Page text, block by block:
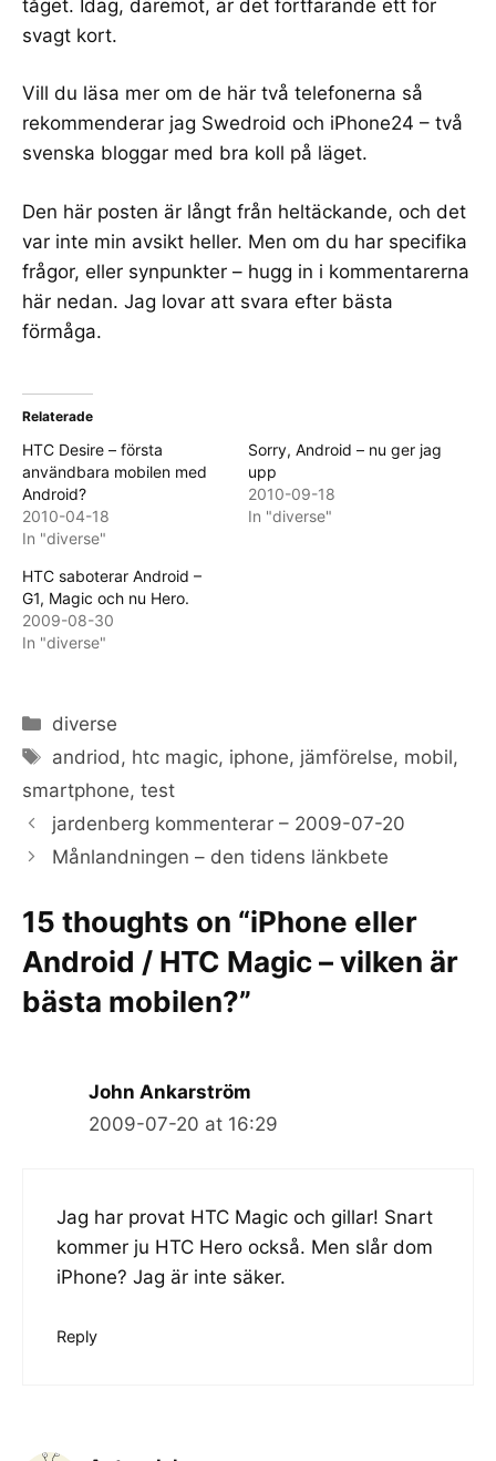
tåget. Idag, däremot, är det fortfarande ett för
svagt kort.
Vill du läsa mer om de här två telefonerna så
rekommenderar jag Swedroid och iPhone24 – två
svenska bloggar med bra koll på läget.
Den här posten är långt från heltäckande, och det
var inte min avsikt heller. Men om du har specifika
frågor, eller synpunkter – hugg in i kommentarerna
här nedan. Jag lovar att svara efter bästa
förmåga.
Relaterade
HTC Desire – första
användbara mobilen med
Android?
2010-04-18
In "diverse"
Sorry, Android – nu ger jag
upp
2010-09-18
In "diverse"
HTC saboterar Android –
G1, Magic och nu Hero.
2009-08-30
In "diverse"
Categories
diverse
Tags
andriod, htc magic, iphone, jämförelse, mobil,
smartphone, test
jardenberg kommenterar – 2009-07-20
Månlandningen – den tidens länkbete
15 thoughts on “iPhone eller
Android / HTC Magic – vilken är
bästa mobilen?”
John Ankarström
2009-07-20 at 16:29
Jag har provat HTC Magic och gillar! Snart
kommer ju HTC Hero också. Men slår dom
iPhone? Jag är inte säker.
Reply